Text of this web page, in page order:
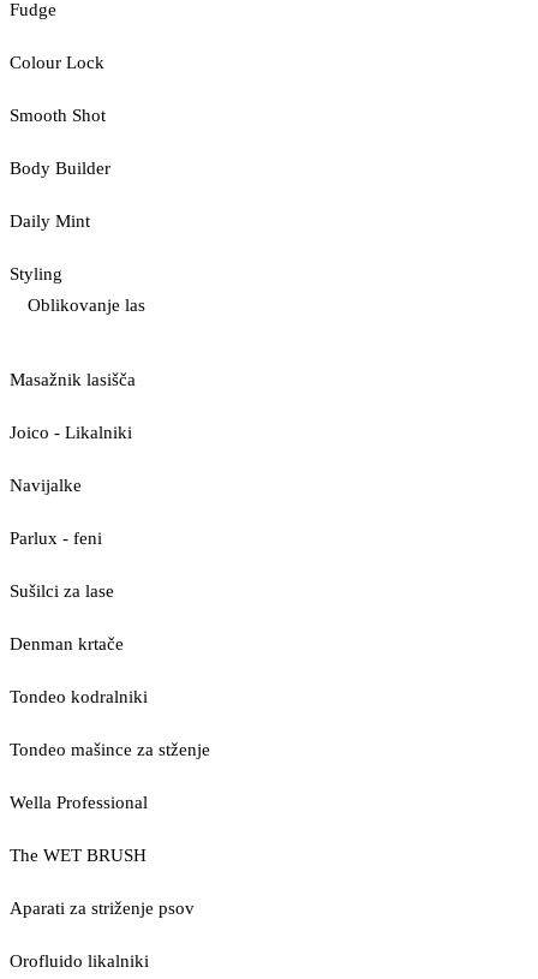
Fudge
Colour Lock
Smooth Shot
Body Builder
Daily Mint
Styling
Oblikovanje las
Masažnik lasišča
Joico - Likalniki
Navijalke
Parlux - feni
Sušilci za lase
Denman krtače
Tondeo kodralniki
Tondeo mašince za stženje
Wella Professional
The WET BRUSH
Aparati za striženje psov
Orofluido likalniki